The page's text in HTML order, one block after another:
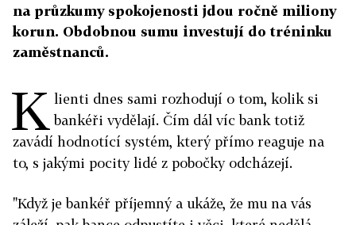
na průzkumy spokojenosti jdou ročně miliony
korun. Obdobnou sumu investují do tréninku
zaměstnanců.
K lienti dnes sami rozhodují o tom, kolik si
bankéři vydělají. Čím dál víc bank totiž
zavádí hodnotící systém, který přímo reaguje na
to, s jakými pocity lidé z pobočky odcházejí.
"Když je bankéř příjemný a ukáže, že mu na vás